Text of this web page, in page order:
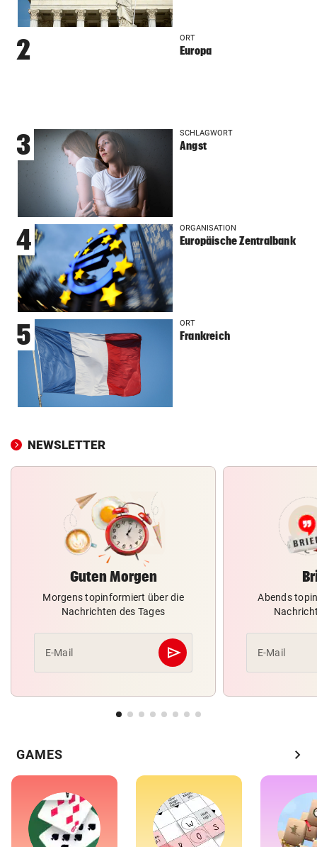
2 ORT
Europa
3 SCHLAGWORT
Angst
4 ORGANISATION
Europäische Zentralbank
5 ORT
Frankreich
NEWSLETTER
Guten Morgen
Morgens topinformiert über die
Nachrichten des Tages
E-Mail send
Abschicken
Abends
E-Mail
GAMES chevron_right